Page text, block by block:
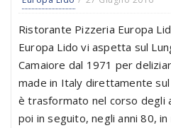
Ristorante Pizzeria Europa
Europa Lido vi aspetta sul
Camaiore dal 1971 per
made in Italy direttamente
è trasformato nel corso degli
poi in seguito, negli anni 80,